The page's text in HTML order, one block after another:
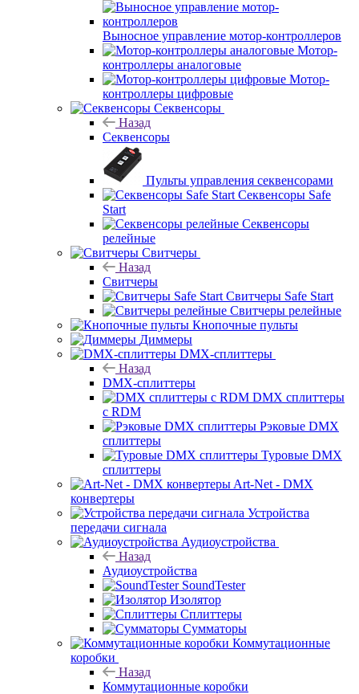
Выносное управление мотор-контроллеров
Мотор-
контроллеры аналоговые
Мотор-
контроллеры цифровые
Секвенсоры
Назад
Секвенсоры
Пульты управления секвенсорами
Секвенсоры Safe
Start
Секвенсоры
релейные
Свитчеры
Назад
Свитчеры
Свитчеры Safe Start
Свитчеры релейные
Кнопочные пульты
Диммеры
DMX-сплиттеры
Назад
DMX-сплиттеры
DMX сплиттеры
с RDM
Рэковые DMX
сплиттеры
Туровые DMX
сплиттеры
Art-Net - DMX
конвертеры
Устройства
передачи сигнала
Аудиоустройства
Назад
Аудиоустройства
SoundTester
Изолятор
Сплиттеры
Сумматоры
Коммутационные
коробки
Назад
Коммутационные коробки